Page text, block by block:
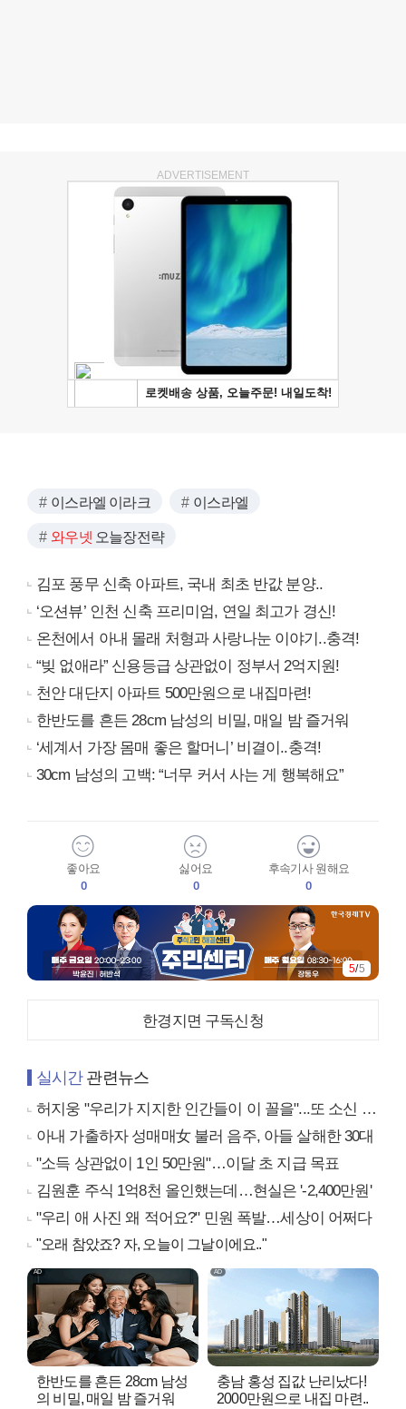
ADVERTISEMENT
이스라엘 이라크 이스라엘
와우넷 오늘장전략
김포 풍무 신축 아파트, 국내 최초 반값 분양..
‘오션뷰’ 인천 신축 프리미엄, 연일 최고가 경신!
온천에서 아내 몰래 처형과 사랑나눈 이야기..충격!
“빚 없애라” 신용등급 상관없이 정부서 2억지원!
천안 대단지 아파트 500만원으로 내집마련!
한반도를 흔든 28cm 남성의 비밀, 매일 밤 즐거워
‘세계서 가장 몸매 좋은 할머니’ 비결이..충격!
30cm 남성의 고백: “너무 커서 사는 게 행복해요”
좋아요
0
싫어요
0
후속기사 원해요
0
5/5
한경지면 구독신청
실시간관련뉴스
허지웅 "우리가 지지한 인간들이 이 꼴을"...또 소신 발언
아내 가출하자 성매매女 불러 음주, 아들 살해한 30대
"소득 상관없이 1인 50만원"…이달 초 지급 목표
김원훈 주식 1억8천 올인했는데…현실은 '-2,400만원'
"우리 애 사진 왜 적어요?" 민원 폭발…세상이 어쩌다
"오래 참았죠? 자, 오늘이 그날이에요.."
한반도를 흔든 28cm 남성
의 비밀, 매일 밤 즐거워
충남 홍성 집값 난리났다!
2000만원으로 내집 마련..